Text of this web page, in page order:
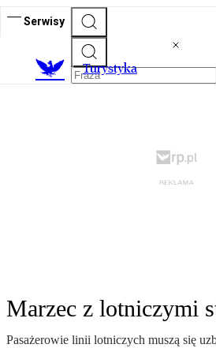
Serwisy
Turystyka
Marzec z lotniczymi
Pasażerowie linii lotniczych muszą się